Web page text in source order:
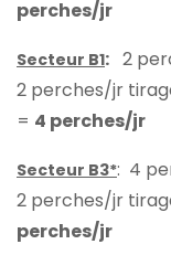
perches/jr
Secteur B1: 2
2 perches/jr
= 4 perches/jr
Secteur B3*: 4
2 perches/jr
perches/jr